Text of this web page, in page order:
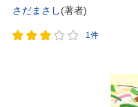
さだまさし(著者)
1件